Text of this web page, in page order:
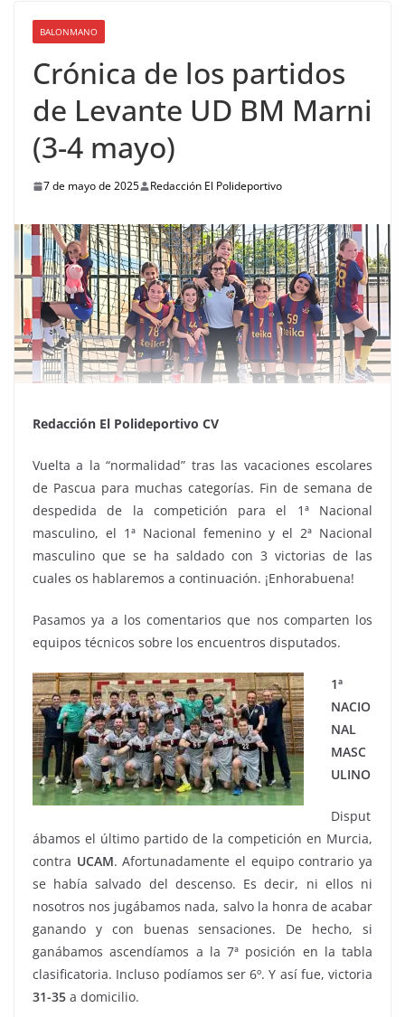
BALONMANO
Crónica de los partidos
de Levante UD BM Marni
(3-4 mayo)
7 de mayo de 2025 Redacción El Polideportivo
Redacción El Polideportivo CV
Vuelta a la “normalidad” tras las vacaciones escolares
de Pascua para muchas categorías. Fin de semana de
despedida de la competición para el 1ª Nacional
masculino, el 1ª Nacional femenino y el 2ª Nacional
masculino que se ha saldado con 3 victorias de las
cuales os hablaremos a continuación. ¡Enhorabuena!
Pasamos ya a los comentarios que nos comparten los
equipos técnicos sobre los encuentros disputados.
1ª
NACIO
NAL
MASC
ULINO
Disput
ábamos el último partido de la competición en Murcia,
contra UCAM. Afortunadamente el equipo contrario ya
se había salvado del descenso. Es decir, ni ellos ni
nosotros nos jugábamos nada, salvo la honra de acabar
ganando y con buenas sensaciones. De hecho, si
ganábamos ascendíamos a la 7ª posición en la tabla
clasificatoria. Incluso podíamos ser 6º. Y así fue, victoria
31-35 a domicilio.